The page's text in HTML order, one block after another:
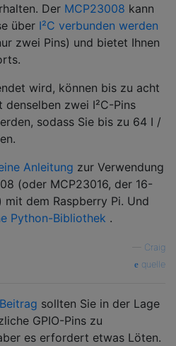
Der MCP23008 kann
über I²C verbunden werden
zwei Pins) und bietet Ihnen
wird, können bis zu acht
denselben zwei I²C-Pins
sodass Sie bis zu 64 I /
Anleitung zur Verwendung
(oder MCP23016, der 16-
mit dem Raspberry Pi. Und
Python-Bibliothek .
Craig
quelle
sollten Sie in der Lage
GPIO-Pins zu
es erfordert etwas Löten.